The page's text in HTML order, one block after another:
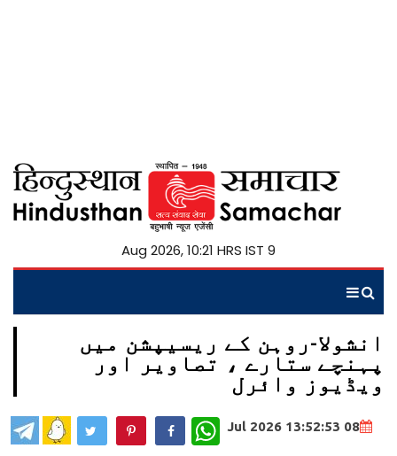
9 Aug 2026, 10:21 HRS IST
انشولا-روہن کے ریسیپشن میں
پہنچے ستارے ، تصاویر اور
ویڈیوز وائرل
08 Jul 2026 13:52:53
WhatsApp